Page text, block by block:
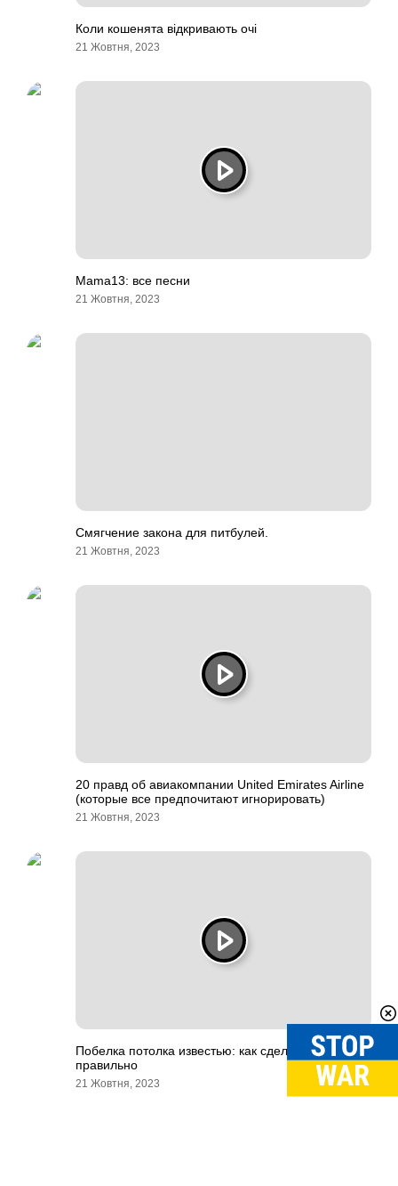
Коли кошенята відкривають очі
21 Жовтня, 2023
Mama13: все песни
21 Жовтня, 2023
Смягчение закона для питбулей.
21 Жовтня, 2023
20 правд об авиакомпании United Emirates Airline
(которые все предпочитают игнорировать)
21 Жовтня, 2023
Побелка потолка известью: как сделать
правильно
21 Жовтня, 2023